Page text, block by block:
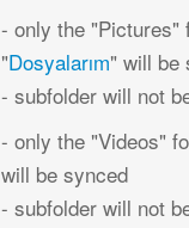
- only the "Pictures"
"Dosyalarım" will be
- subfolder will not
- only the "Videos"
will be synced
- subfolder will not